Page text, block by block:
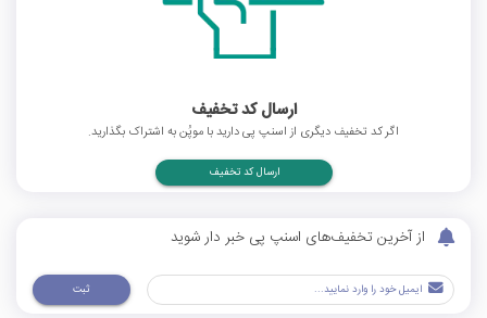
ارسال کد تخفیف
اگر کد تخفیف دیگری از اسنپ پی دارید با موپُن به اشتراک بگذارید.
ارسال کد تخفیف
از آخرین تخفیف‌های اسنپ پی خبر دار شوید
ثبت